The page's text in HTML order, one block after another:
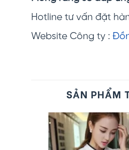
Hotline tư vấn đặt
Website Công ty :
SẢN PHẨM